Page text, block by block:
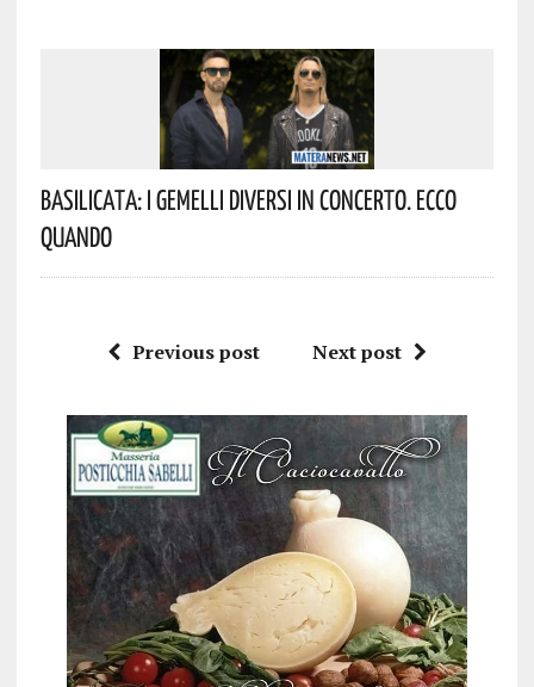
Basilicata: I Gemelli DiVersi In Concerto. Ecco
Quando
Previous post Next post